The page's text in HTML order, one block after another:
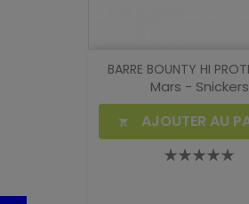
BARRE BOUNTY HI
Mars - Snickers
 AJOUTER AU